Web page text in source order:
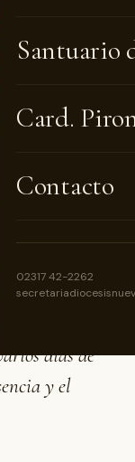
Santuario
Card.
Contacto
02317 42-2262
Lomas
llegan a
en
los años, lo
y
ofrecen de
días de
y el